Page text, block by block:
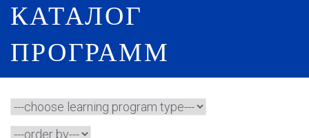
КАТАЛОГ
ПРОГРАММ